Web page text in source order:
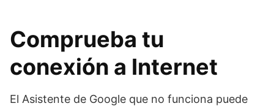
Comprueba tu
conexión a Internet
El Asistente de Google que no funciona puede